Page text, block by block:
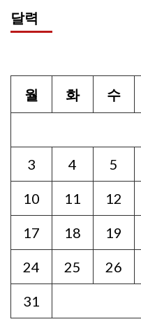
달력
월 화 수
3 4 5
10 11 12
17 18 19
24 25 26
31